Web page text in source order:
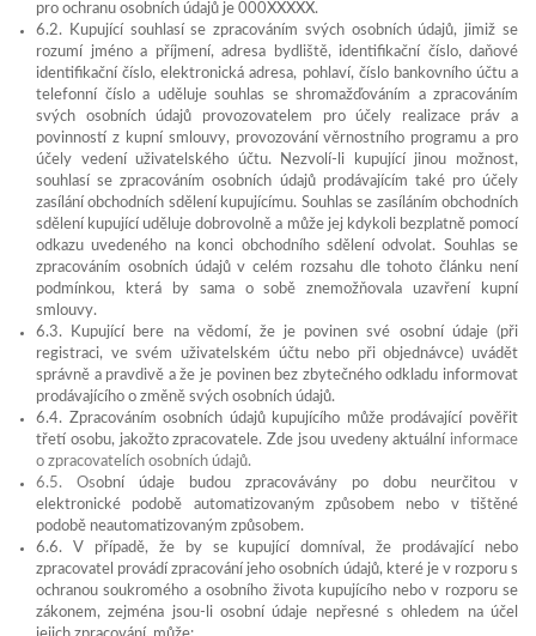
pro ochranu osobních údajů je 000XXXXX.
6.2. Kupující souhlasí se zpracováním svých osobních údajů, jimiž se
rozumí jméno a příjmení, adresa bydliště, identifikační číslo, daňové
identifikační číslo, elektronická adresa, pohlaví, číslo bankovního účtu a
telefonní číslo a uděluje souhlas se shromažďováním a zpracováním
svých osobních údajů provozovatelem pro účely realizace práv a
povinností z kupní smlouvy, provozování věrnostního programu a pro
účely vedení uživatelského účtu. Nezvolí-li kupující jinou možnost,
souhlasí se zpracováním osobních údajů prodávajícím také pro účely
zasílání obchodních sdělení kupujícímu. Souhlas se zasíláním obchodních
sdělení kupující uděluje dobrovolně a může jej kdykoli bezplatně pomocí
odkazu uvedeného na konci obchodního sdělení odvolat. Souhlas se
zpracováním osobních údajů v celém rozsahu dle tohoto článku není
podmínkou, která by sama o sobě znemožňovala uzavření kupní
smlouvy.
6.3. Kupující bere na vědomí, že je povinen své osobní údaje (při
registraci, ve svém uživatelském účtu nebo při objednávce) uvádět
správně a pravdivě a že je povinen bez zbytečného odkladu informovat
prodávajícího o změně svých osobních údajů.
6.4. Zpracováním osobních údajů kupujícího může prodávající pověřit
třetí osobu, jakožto zpracovatele. Zde jsou uvedeny aktuální informace
o zpracovatelích osobních údajů.
6.5. Osobní údaje budou zpracovávány po dobu neurčitou v
elektronické podobě automatizovaným způsobem nebo v tištěné
podobě neautomatizovaným způsobem.
6.6. V případě, že by se kupující domníval, že prodávající nebo
zpracovatel provádí zpracování jeho osobních údajů, které je v rozporu s
ochranou soukromého a osobního života kupujícího nebo v rozporu se
zákonem, zejména jsou-li osobní údaje nepřesné s ohledem na účel